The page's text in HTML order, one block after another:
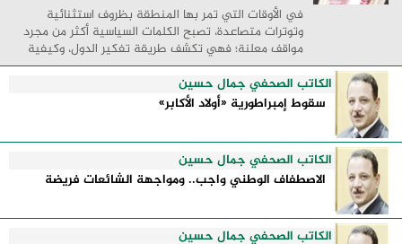
في الأوقات التي تمر بها المنطقة بظروف استثنائية
وتوترات متصاعدة، تصبح الكلمات السياسية أكثر من مجرد
مواقف معلنة؛ فهي تكشف طريقة تفكير الدول، وكيفية
إدارتها للأزمات، والحدود التي تفصل بين القوة ...
الكاتب الصحفي جمال حسين
سقوط إمبراطورية «أولاد الأكابر»
الكاتب الصحفي جمال حسين
الاصطفاف الوطني واجب.. ومواجهة الشائعات فريضة
الكاتب الصحفي جمال حسين